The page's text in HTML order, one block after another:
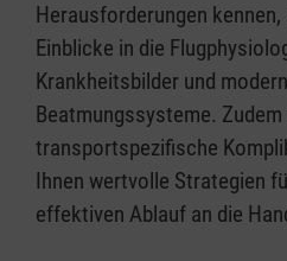
Herausforderungen
Einblicke in die
Krankheitsbilder und
Beatmungssysteme.
transportspezifische
Ihnen wertvolle Strategien
effektiven Ablauf an die